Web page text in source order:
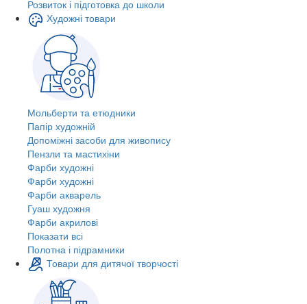
Розвиток і підготовка до школи
Художні товари
Мольберти та етюдники
Папір художній
Допоміжні засоби для живопису
Пензли та мастихіни
Фарби художні
Фарби художні
Фарби акварель
Гуаш художня
Фарби акрилові
Показати всі
Полотна і підрамники
Товари для дитячої творчості